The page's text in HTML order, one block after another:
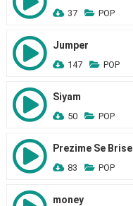
37 POP
Jumper
147 POP
Siyam
50 POP
Prezime Se Brise
83 POP
money